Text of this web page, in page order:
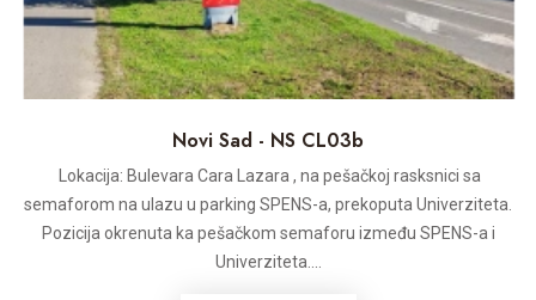
Novi Sad - NS CL03b
Lokacija: Bulevara Cara Lazara , na pešačkoj rasksnici sa
semaforom na ulazu u parking SPENS-a, prekoputa Univerziteta.
Pozicija okrenuta ka pešačkom semaforu između SPENS-a i
Univerziteta....